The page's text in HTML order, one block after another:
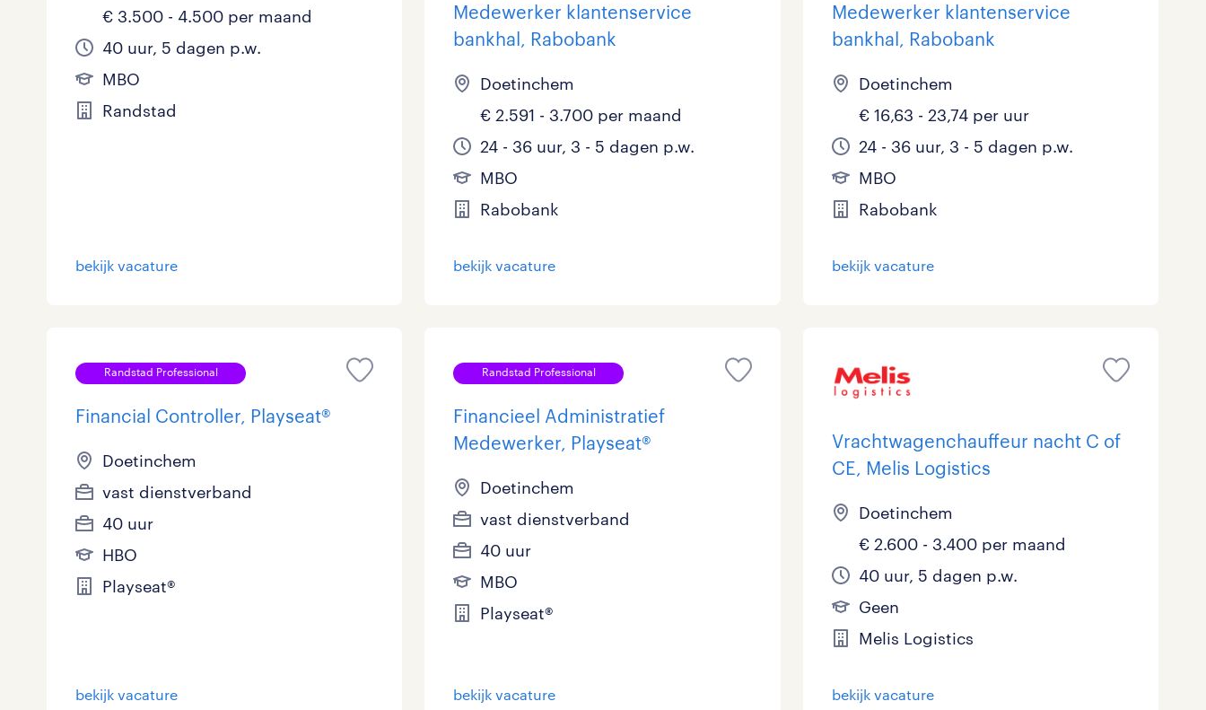
€ 3.500 - 4.500 per maand
40 uur, 5 dagen p.w.
MBO
Randstad
bekijk vacature
Medewerker klantenservice
bankhal, Rabobank
Doetinchem
€ 2.591 - 3.700 per maand
24 - 36 uur, 3 - 5 dagen p.w.
MBO
Rabobank
bekijk vacature
Medewerker klantenservice
bankhal, Rabobank
Doetinchem
€ 16,63 - 23,74 per uur
24 - 36 uur, 3 - 5 dagen p.w.
MBO
Rabobank
bekijk vacature
Randstad Professional
Financial Controller, Playseat®
Doetinchem
vast dienstverband
40 uur
HBO
Playseat®
bekijk vacature
Randstad Professional
Financieel Administratief
Medewerker, Playseat®
Doetinchem
vast dienstverband
40 uur
MBO
Playseat®
bekijk vacature
Vrachtwagenchauffeur nacht C of
CE, Melis Logistics
Doetinchem
€ 2.600 - 3.400 per maand
40 uur, 5 dagen p.w.
Geen
Melis Logistics
bekijk vacature